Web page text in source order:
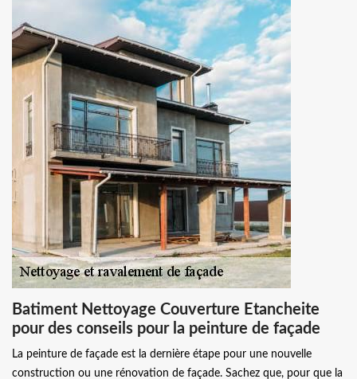
Batiment Nettoyage Couverture Etancheite
pour des conseils pour la peinture de façade
La peinture de façade est la dernière étape pour une nouvelle
construction ou une rénovation de façade. Sachez que, pour que la